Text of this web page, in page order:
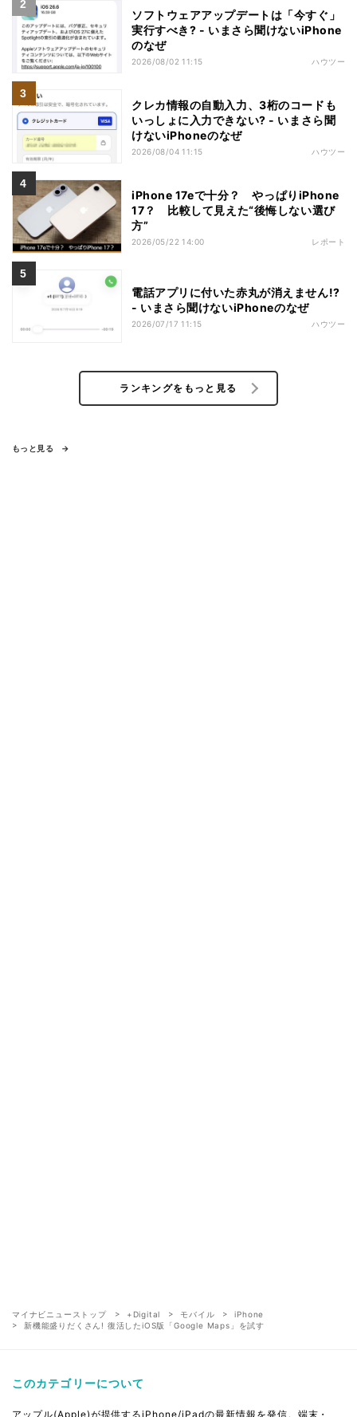
ソフトウェアアップデートは「今すぐ」
実行すべき? - いまさら聞けないiPhone
のなぜ
2026/08/02 11:15 ハウツー
クレカ情報の自動入力、3桁のコードも
いっしょに入力できない? - いまさら聞
けないiPhoneのなぜ
2026/08/04 11:15 ハウツー
iPhone 17eで十分？ やっぱりiPhone
17？ 比較して見えた“後悔しない選び
方”
2026/05/22 14:00 レポート
電話アプリに付いた赤丸が消えません!?
- いまさら聞けないiPhoneのなぜ
2026/07/17 11:15 ハウツー
ランキングをもっと見る
もっと見る
マイナビニューストップ +Digital モバイル
iPhone
新機能盛りだくさん! 復活したiOS版「Google Maps」を試す
このカテゴリーについて
アップル(Apple)が提供するiPhone/iPadの最新情報を発信。端末・